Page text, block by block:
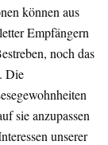
können aus
Empfängern
noch das
Die
sie anzupassen
unserer